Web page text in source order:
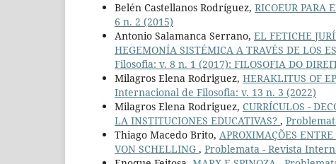
Belén Castellanos Rodríguez, RICOEUR PARA
6 n. 2 (2015)
Antonio Salamanca Serrano, EL FETICHE
HEGEMONÍA SISTÉMICA A TRAVÉS DE LOS
Filosofia: v. 8 n. 1 (2017): FILOSOFIA DO
Milagros Elena Rodriguez, HERAKLITUS OF
Internacional de Filosofia: v. 13 n. 3 (2022)
Milagros Elena Rodriguez, CURRÍCULOS -
LA INSTITUCIONES EDUCATIVAS? ,
Thiago Macedo Brito, APROXIMAÇÕES
VON SCHELLING , Problemata - Revista